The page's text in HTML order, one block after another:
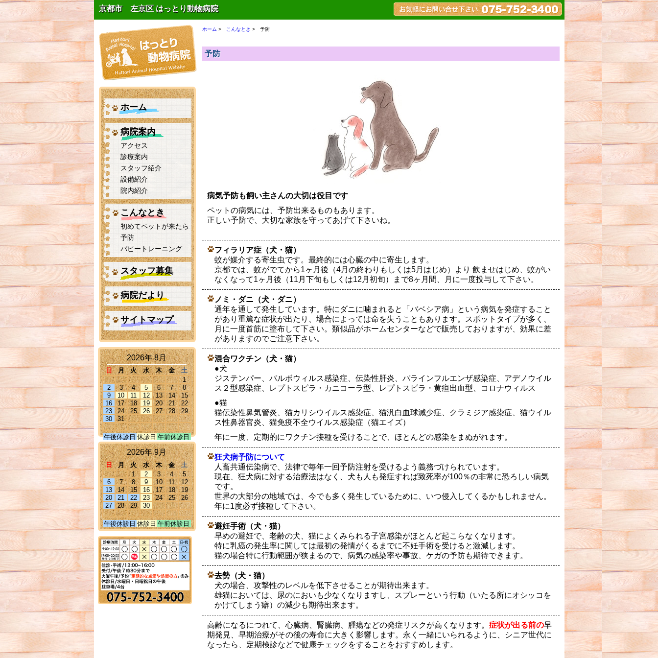
京都市 左京区 はっとり動物病院
ホーム > こんなとき > 予防
予防
病気予防も飼い主さんの大切は役目です
ペットの病気には、予防出来るものもあります。
正しい予防で、大切な家族を守ってあげて下さいね。
フィラリア症（犬・猫）
蚊が媒介する寄生虫です。最終的には心臓の中に寄生します。
京都では、蚊がでてから1ヶ月後（4月の終わりもしくは5月はじめ）より 飲ませはじめ、蚊がい
なくなって1ヶ月後（11月下旬もしくは12月初旬）まで8ヶ月間、月に一度投与して下さい。
ノミ・ダニ（犬・ダニ）
通年を通して発生しています。特にダニに噛まれると「バベシア病」という病気を発症すること
があり重篤な症状が出たり、場合によっては命を失うこともあります。スポットタイプが多く、
月に一度首筋に塗布して下さい。類似品がホームセンターなどで販売しておりますが、効果に差
がありますのでご注意下さい。
混合ワクチン（犬・猫）
●犬
ジステンパー、パルボウィルス感染症、伝染性肝炎、パラインフルエンザ感染症、アデノウイル
ス２型感染症、レプトスピラ・カニコーラ型、レプトスピラ・黄疸出血型、コロナウィルス
●猫
猫伝染性鼻気管炎、猫カリシウイルス感染症、猫汎白血球減少症、クラミジア感染症、猫ウイル
ス性鼻器官炎、猫免疫不全ウイルス感染症（猫エイズ）
年に一度、定期的にワクチン接種を受けることで、ほとんどの感染をまぬがれます。
狂犬病予防について
人畜共通伝染病で、法律で毎年一回予防注射を受けるよう義務づけられています。
現在、狂犬病に対する治療法はなく、犬も人も発症すれば致死率が100％の非常に恐ろしい病気
です。
世界の大部分の地域では、今でも多く発生しているために、いつ侵入してくるかもしれません。
年に1度必ず接種して下さい。
避妊手術（犬・猫）
早めの避妊で、老齢の犬、猫によくみられる子宮感染がほとんど起こらなくなります。
特に乳癌の発生率に関しては最初の発情がくるまでに不妊手術を受けると激減します。
猫の場合特に行動範囲が狭まるので、病気の感染率や事故、ケガの予防も期待できます。
去勢（犬・猫）
犬の場合、攻撃性のレベルを低下させることが期待出来ます。
雄猫においては、尿のにおいも少なくなりますし、スプレーという行動（いたる所にオシッコを
かけてしまう癖）の減少も期待出来ます。
高齢になるにつれて、心臓病、腎臓病、腫瘍などの発症リスクが高くなります。 症状が出る前の早
期発見、早期治療がその後の寿命に大きく影響します。永く一緒にいられるように、シニア世代に
なったら、定期検診などで健康チェックをすることをおすすめします。
ホーム
病院案内
アクセス
診療案内
スタッフ紹介
設備紹介
院内紹介
こんなとき
初めてペットが来たら
予防
パピートレーニング
スタッフ募集
病院だより
サイトマップ
2026年 8月
日 月 火 水 木 金
土
1
2
3 4 5 6 7
8
9
10 11 12 13 14
15
16
17 18 19 20 21
22
23
24 25 26 27 28
29
30
31
午後休診日 休診日 午前休診日
2026年 9月
日 月 火 水 木 金
土
1
2 3 4
5
6
7 8 9 10 11
12
13
14 15 16 17 18
19
20
21 22 23 24 25
26
27
28 29 30
午後休診日 休診日 午前休診日